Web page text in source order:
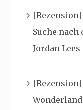
Suche
Jordan Lees